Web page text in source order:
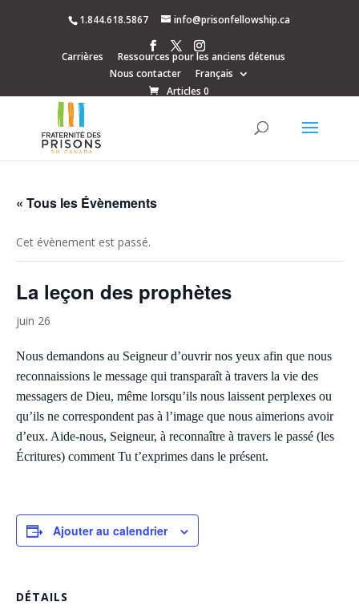
1.844.618.5867 info@prisonfellowship.ca
Carrières
Ressources pour les anciens détenus
Nous contacter
Français
Articles 0
« Tous les Évènements
Cet évènement est passé.
La leçon des prophètes
juin 26
Nous demandons au Seigneur d’ouvrir nos yeux afin que nous
reconnaissions le message qui transparaît à travers la vie des
messagers de Dieu, même lorsqu’ils nous laissent perplexes ou
qu’ils ne correspondent pas à l’image que nous aimerions avoir
d’eux. Aide-nous, Seigneur, à reconnaître à travers le passé (les
Écritures) comment Tu t’exprimes dans le présent.
Ajouter au calendrier
DÉTAILS